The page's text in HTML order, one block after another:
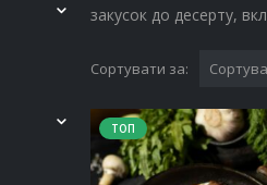
закусок до десерту,
Сортувати за:
ТОП